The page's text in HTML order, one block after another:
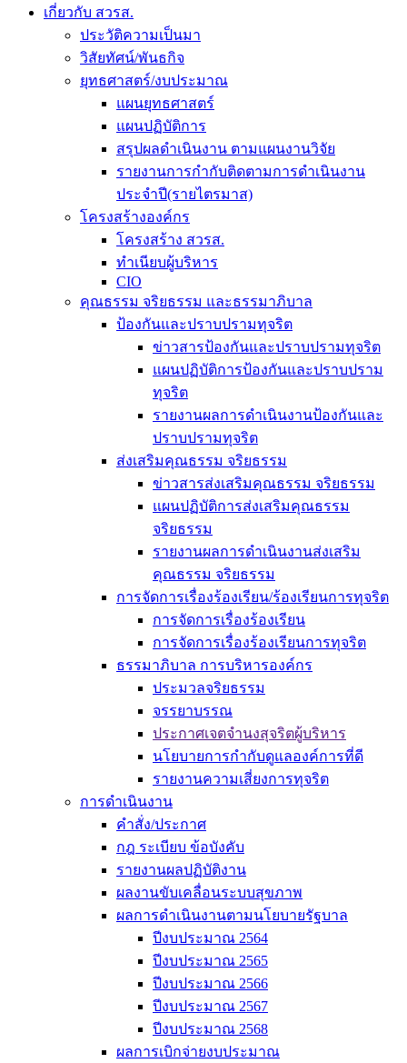
เกี่ยวกับ สวรส.
ประวัติความเป็นมา
วิสัยทัศน์/พันธกิจ
ยุทธศาสตร์/งบประมาณ
แผนยุทธศาสตร์
แผนปฏิบัติการ
สรุปผลดำเนินงาน ตามแผนงานวิจัย
รายงานการกำกับติดตามการดำเนินงาน
ประจำปี(รายไตรมาส)
โครงสร้างองค์กร
โครงสร้าง สวรส.
ทำเนียบผู้บริหาร
CIO
คุณธรรม จริยธรรม และธรรมาภิบาล
ป้องกันและปราบปรามทุจริต
ข่าวสารป้องกันและปราบปรามทุจริต
แผนปฏิบัติการป้องกันและปราบปราม
ทุจริต
รายงานผลการดำเนินงานป้องกันและ
ปราบปรามทุจริต
ส่งเสริมคุณธรรม จริยธรรม
ข่าวสารส่งเสริมคุณธรรม จริยธรรม
แผนปฏิบัติการส่งเสริมคุณธรรม
จริยธรรม
รายงานผลการดำเนินงานส่งเสริม
คุณธรรม จริยธรรม
การจัดการเรื่องร้องเรียน/ร้องเรียนการทุจริต
การจัดการเรื่องร้องเรียน
การจัดการเรื่องร้องเรียนการทุจริต
ธรรมาภิบาล การบริหารองค์กร
ประมวลจริยธรรม
จรรยาบรรณ
ประกาศเจตจำนงสุจริตผู้บริหาร
นโยบายการกำกับดูแลองค์การที่ดี
รายงานความเสี่ยงการทุจริต
การดำเนินงาน
คำสั่ง/ประกาศ
กฎ ระเบียบ ข้อบังคับ
รายงานผลปฏิบัติงาน
ผลงานขับเคลื่อนระบบสุขภาพ
ผลการดำเนินงานตามนโยบายรัฐบาล
ปีงบประมาณ 2564
ปีงบประมาณ 2565
ปีงบประมาณ 2566
ปีงบประมาณ 2567
ปีงบประมาณ 2568
ผลการเบิกจ่ายงบประมาณ